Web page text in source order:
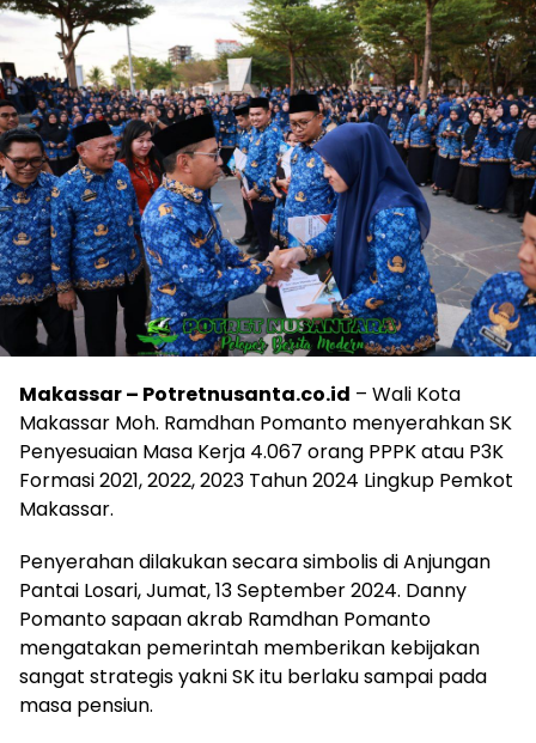
Makassar – Potretnusanta.co.id – Wali Kota
Makassar Moh. Ramdhan Pomanto menyerahkan SK
Penyesuaian Masa Kerja 4.067 orang PPPK atau P3K
Formasi 2021, 2022, 2023 Tahun 2024 Lingkup Pemkot
Makassar.
Penyerahan dilakukan secara simbolis di Anjungan
Pantai Losari, Jumat, 13 September 2024. Danny
Pomanto sapaan akrab Ramdhan Pomanto
mengatakan pemerintah memberikan kebijakan
sangat strategis yakni SK itu berlaku sampai pada
masa pensiun.